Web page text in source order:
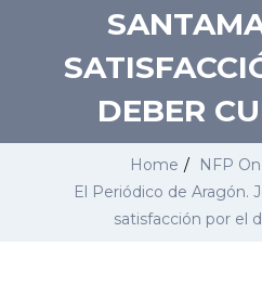
DEBER
Home / NFP
El Periódico de Aragón.
satisfacción por el